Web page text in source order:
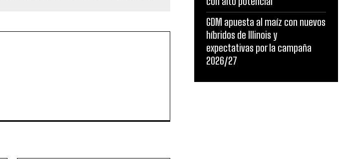
GDM apuesta al maíz con nuevos
híbridos de Illinois y
expectativas por la campaña
2026/27